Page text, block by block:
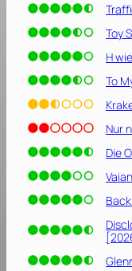
Toy
H
To
Nur
Die